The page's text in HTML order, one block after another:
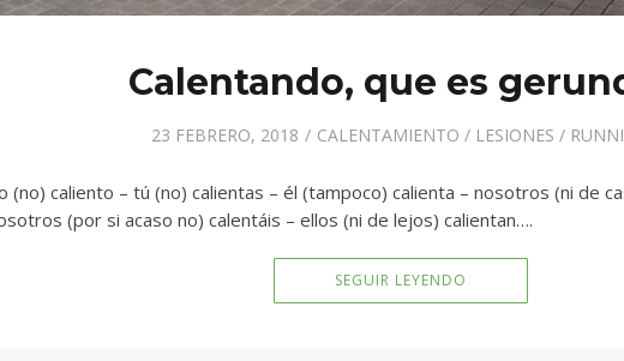
Calentando, que es
23 FEBRERO, 2018 CALENTAMIENTO / LESIONES /
(no) caliento – tú (no) calientas – él (tampoco) calienta – nosotros (ni de
(por si acaso no) calentáis – ellos (ni de lejos) calientan….
SEGUIR LEYENDO